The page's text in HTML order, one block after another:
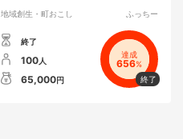
地域創生・町おこし ふっちー
終了
100人
65,000円
達成
656%